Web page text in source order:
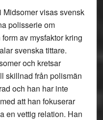
Midsomer visas svensk
polisserie om
av mysfaktor kring
svenska tittare.
och kretsar
skillnad från polismän
och han har inte
att han fokuserar
en vettig relation. Han